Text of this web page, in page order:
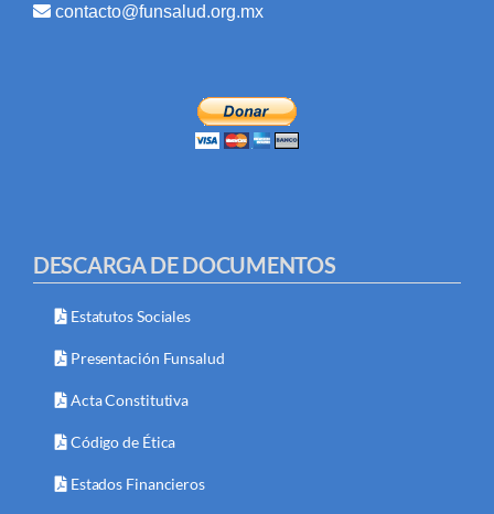
contacto@funsalud.org.mx
DESCARGA DE DOCUMENTOS
Estatutos Sociales
Presentación Funsalud
Acta Constitutiva
Código de Ética
Estados Financieros